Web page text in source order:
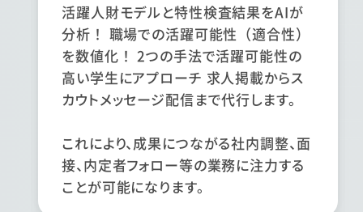
活躍人財モデルと特性検査結果をAIが
分析！ 職場での活躍可能性（適合性）
を数値化！ 2つの手法で活躍可能性の
高い学生にアプローチ 求人掲載からス
カウトメッセージ配信まで代行します。
これにより、成果につながる社内調整、面
接、内定者フォロー等の業務に注力する
ことが可能になります。